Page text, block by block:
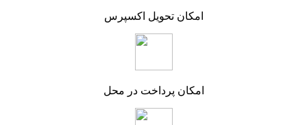
امکان تحویل اکسپرس
امکان پرداخت در محل